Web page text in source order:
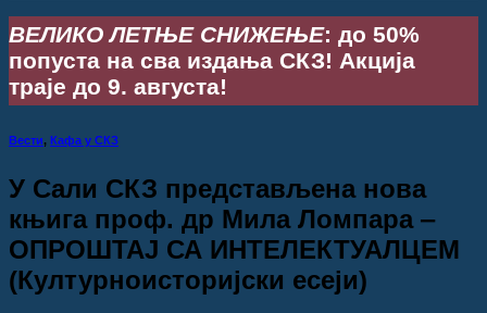
ВЕЛИКО ЛЕТЊЕ СНИЖЕЊЕ: до 50%
попуста на сва издања СКЗ! Акција
траје до 9. августа!
Вести, Кафа у СКЗ
У Сали СКЗ представљена нова
књига проф. др Мила Ломпара ‒
ОПРОШТАЈ СА ИНТЕЛЕКТУАЛЦЕМ
(Културноисторијски есеји)